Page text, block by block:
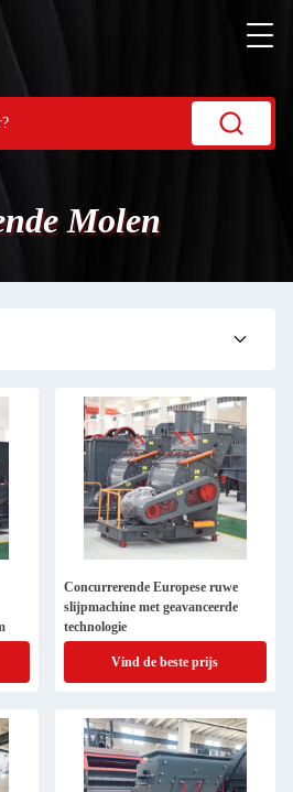
Molen
Concurrerende Europese ruwe
slijpmachine met geavanceerde
technologie
Vind de beste prijs